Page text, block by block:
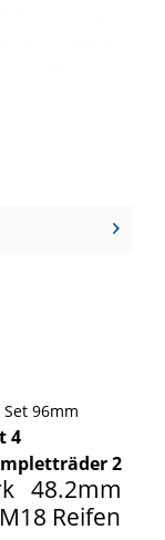
96mm
4
2
48.2mm
Reifen